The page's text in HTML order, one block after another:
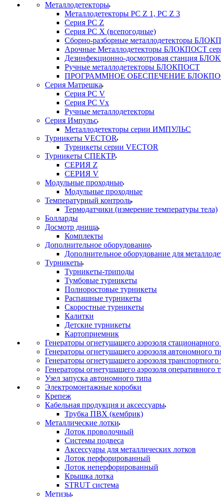
Металлодетекторы
Металлодетекторы РС Z 1, PC Z 3
Серия РС Z
Серия РС X (всепогодные)
Сборно-разборные металлодетекторы
Арочные Металлодетекторы БЛОКПОСТ
Дезинфекционно-досмотровая станция
Ручные металлодетекторы БЛОКПОСТ
ПРОГРАММНОЕ ОБЕСПЕЧЕНИЕ
Серия Матрешка
Серия PC V
Серия PC Vx
Ручные металлодетекторы
Серия Импульс
Металлодетекторы серии ИМПУЛЬС
Турникеты VECTOR
Турникеты серии VECTOR
Турникеты СПЕКТР
СЕРИЯ Z
СЕРИЯ V
Модульные проходные
Модульные проходные
Температурный контроль
Термодатчики (измерение температуры тела)
Болларды
Досмотр днища
Комплекты
Дополнительное оборудование
Дополнительное оборудование для
Турникеты
Турникеты-триподы
Тумбовые турникеты
Полноростовые турникеты
Распашные турникеты
Скоростные турникеты
Калитки
Детские турникеты
Картоприемник
Генераторы огнетушащего аэрозоля стационарного
Генераторы огнетушащего аэрозоля автономного
Генераторы огнетушащего аэрозоля транспортного
Генераторы огнетушащего аэрозоля оперативного
Узел запуска автономного типа
Электромонтажные коробки
Крепеж
Кабельная продукция и аксессуары
Трубка ПВХ (кембрик)
Металлические лотки
Лоток проволочный
Системы подвеса
Аксессуары для металлических лотков
Лоток перфорированный
Лоток неперфорированный
Крышка лотка
STRUT система
Метизы